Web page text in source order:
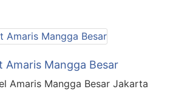
Amaris Mangga Besar
Amaris Mangga Besar Jakarta